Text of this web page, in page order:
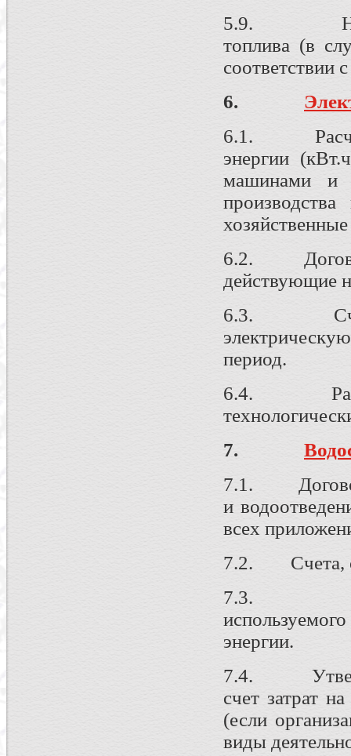
5.9.
топлива (в
соответствии
6.
6.1. Расчеты
энергии
машинами и
6.2.
действующие
6.3. Счета,
период.
6.4. Расчет
7.
7.1.
и
всех
7.2. Счета,
7.3.
энергии.
7.4.
счет затрат
(если
виды